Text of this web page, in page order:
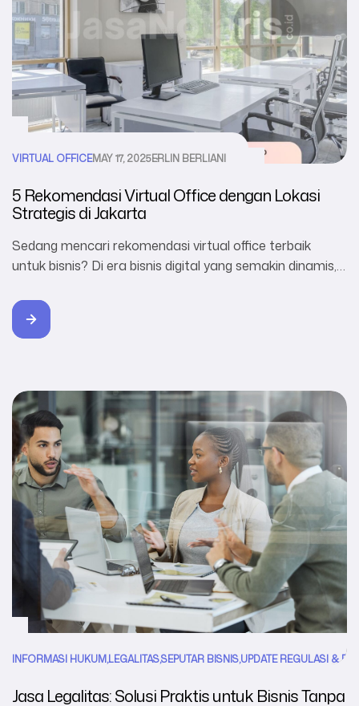
VIRTUAL OFFICEMAY 17, 2025ERLIN BERLIANI
5 Rekomendasi Virtual Office dengan Lokasi
Strategis di Jakarta
Sedang mencari rekomendasi virtual office terbaik
untuk bisnis? Di era bisnis digital yang semakin dinamis,
menyewa gedung fisik dengan biaya tinggi. Virtual office
hadir sebagai solusi cerdas bagi para pelaku usaha,
INFORMASI HUKUM,LEGALITAS,SEPUTAR BISNIS,UPDATE REGULASI &
Jasa Legalitas: Solusi Praktis untuk Bisnis Tanpa